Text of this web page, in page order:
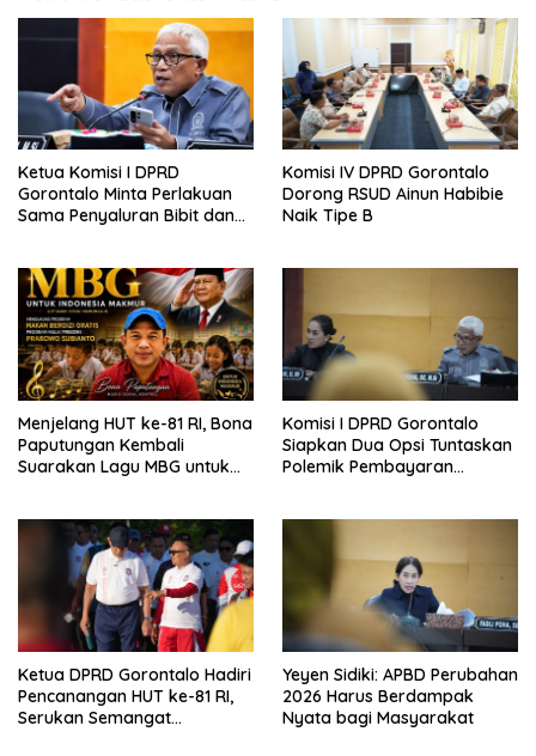
Ketua Komisi I DPRD
Gorontalo Minta Perlakuan
Sama Penyaluran Bibit dan
Komisi IV DPRD Gorontalo
Dorong RSUD Ainun Habibie
Naik Tipe B
Menjelang HUT ke-81 RI, Bona
Paputungan Kembali
Suarakan Lagu MBG untuk
Komisi I DPRD Gorontalo
Siapkan Dua Opsi Tuntaskan
Polemik Pembayaran
Ketua DPRD Gorontalo Hadiri
Pencanangan HUT ke-81 RI,
Serukan Semangat
Yeyen Sidiki: APBD Perubahan
2026 Harus Berdampak
Nyata bagi Masyarakat